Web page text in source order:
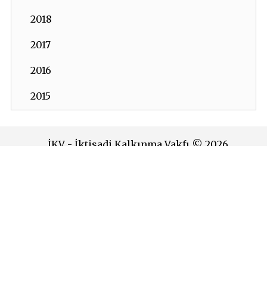
2018
2017
2016
2015
2013İKV - İktisadi Kalkınma Vakfı © 2026